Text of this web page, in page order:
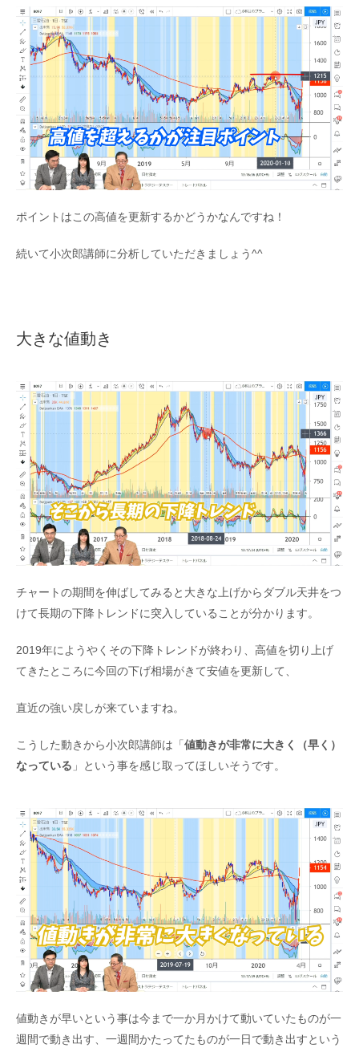
ポイントはこの高値を更新するかどうかなんですね！
続いて小次郎講師に分析していただきましょう^^
大きな値動き
チャートの期間を伸ばしてみると大きな上げからダブル天井をつ
けて長期の下降トレンドに突入していることが分かります。
2019年にようやくその下降トレンドが終わり、高値を切り上げ
てきたところに今回の下げ相場がきて安値を更新して、
直近の強い戻しが来ていますね。
こうした動きから小次郎講師は「 値動きが非常に大きく（早く）
なっている 」という事を感じ取ってほしいそうです。
値動きが早いという事は今まで一か月かけて動いていたものが一
週間で動き出す、一週間かたってたものが一日で動き出すという